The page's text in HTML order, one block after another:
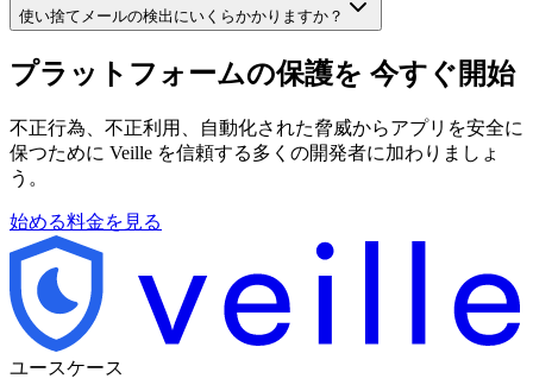
使い捨てメールの検出にいくらかかりますか？
プラットフォームの保護を 今すぐ開始
不正行為、不正利用、自動化された脅威からアプリを安全に
保つために Veille を信頼する多くの開発者に加わりましょ
う。
始める料金を見る
ユースケース